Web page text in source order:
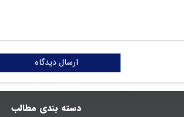
ارسال دیدگاه
دسته بندی مطالب